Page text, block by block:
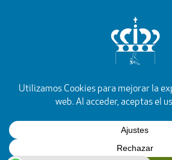
YouTubeFacebookInstagram